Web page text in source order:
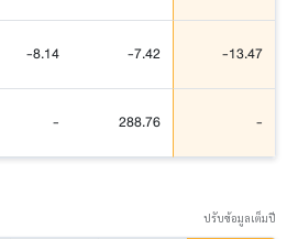
-8.14 -7.42 -13.47
- 288.76 -
ปรับข้อมูลเต็มปี